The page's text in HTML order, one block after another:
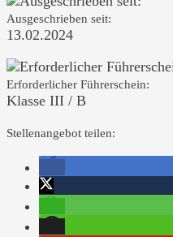
Ausgeschrieben seit:
13.02.2024
Erforderlicher Führerschein:
Klasse III / B
Stellenangebot teilen: